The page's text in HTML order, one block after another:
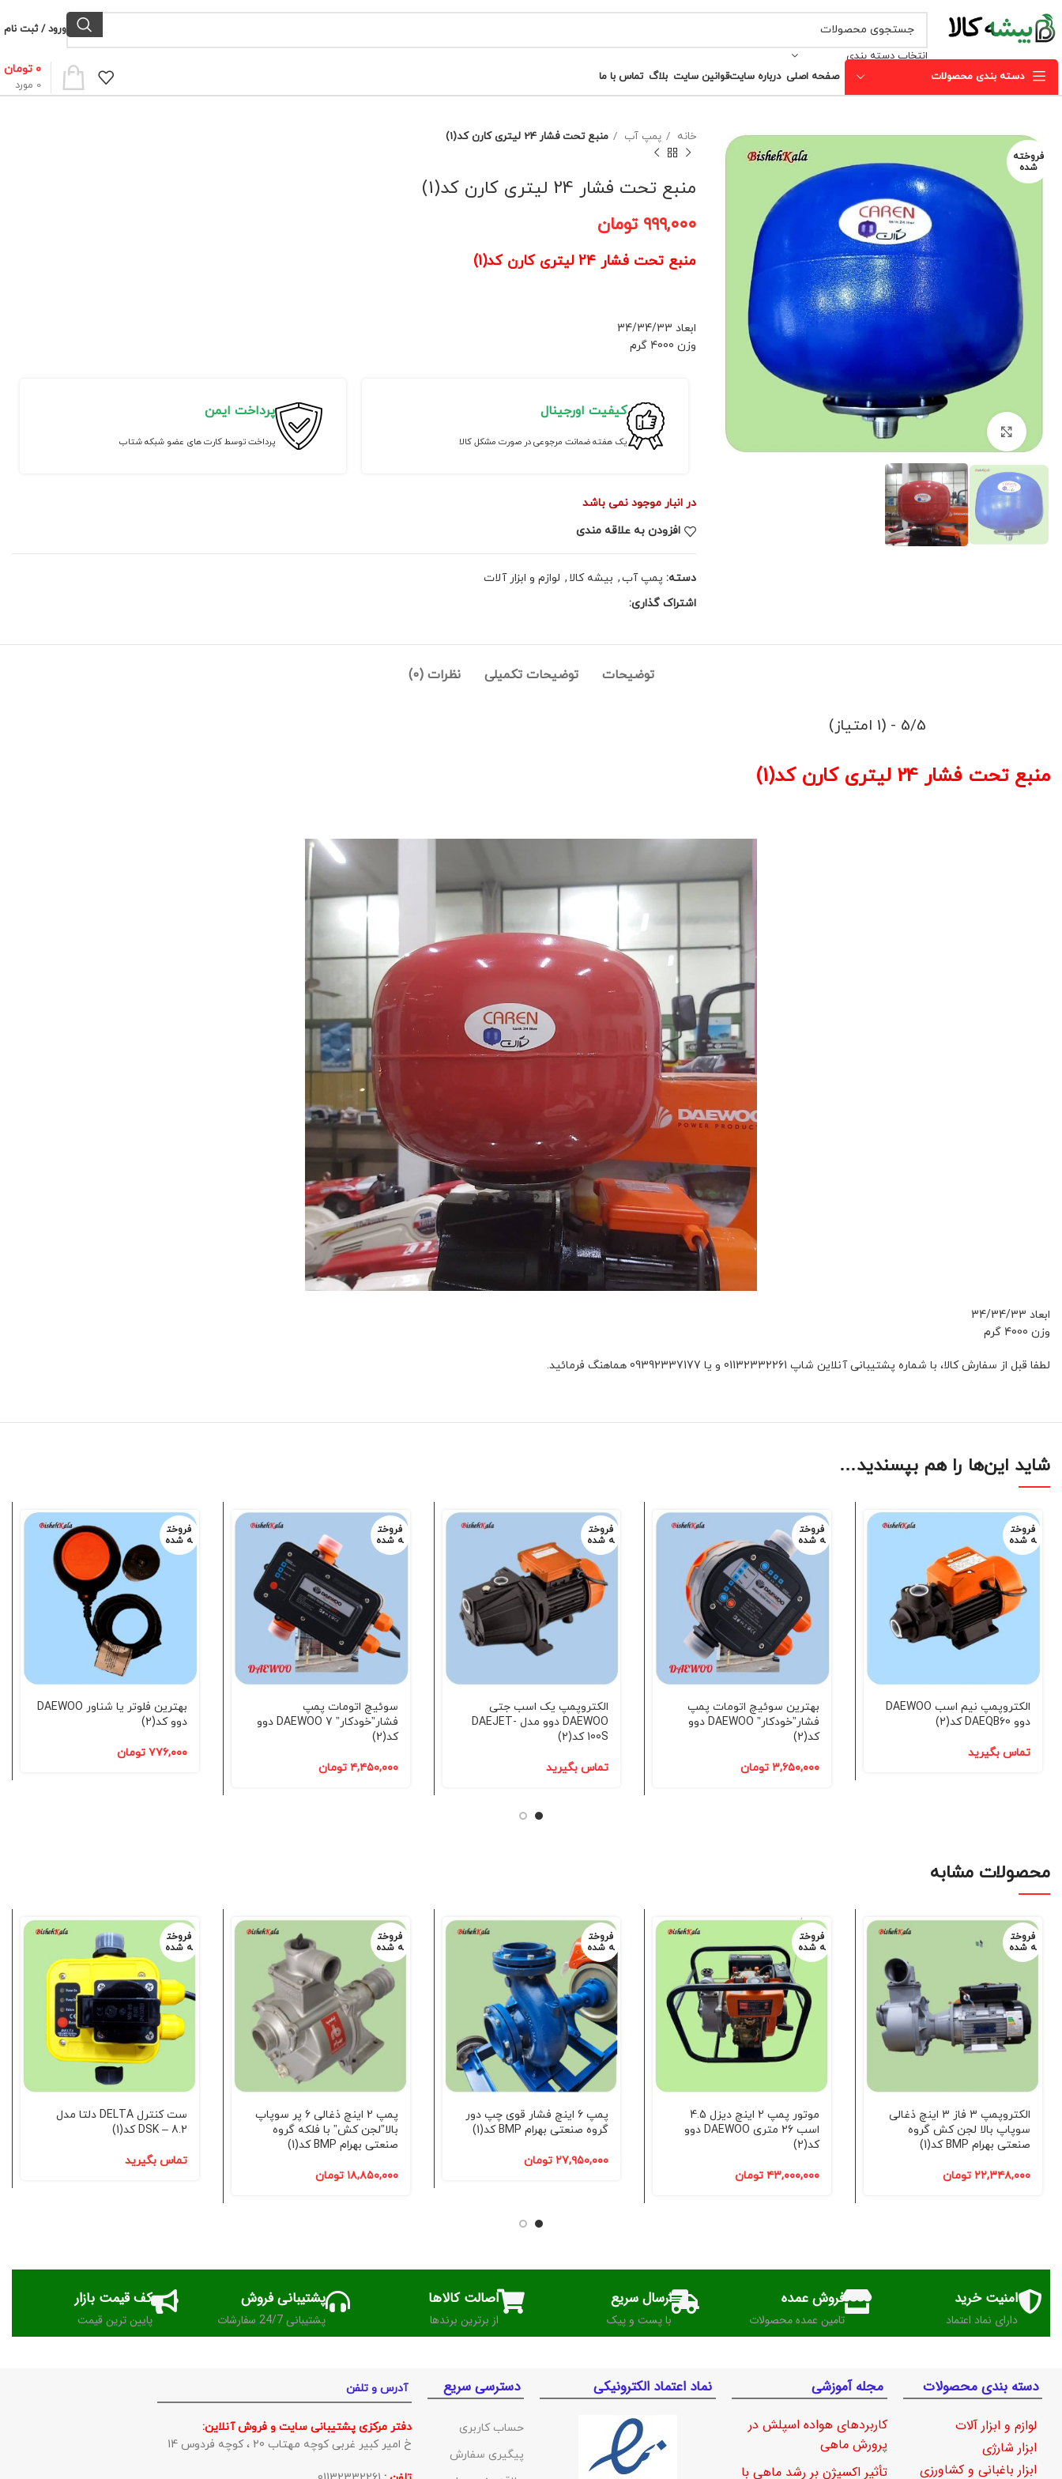
انتخاب دسته بندی
ورود / ثبت نام
دسته بندی محصولات صفحه اصلی درباره سایتقوانین سایت بلاگ تماس با ما
0 مورد
۰ تومان
فروخته
شده
برای بزرگنمایی کلیک کنید
خانه پمپ آب منبع تحت فشار 24 لیتری کارن کد(1)
منبع تحت فشار 24 لیتری کارن کد(1)
۹۹۹,۰۰۰ تومان
منبع تحت فشار 24 لیتری کارن کد(1)
ابعاد 34/34/33
وزن 4000 گرم
کیفیت اورجینال
یک هفته ضمانت مرجوعی در صورت مشکل کالا
پرداخت ایمن
پرداخت توسط کارت های عضو شبکه شتاب
در انبار موجود نمی باشد
افزودن به علاقه مندی
دسته: پمپ آب, بیشه کالا , لوازم و ابزار آلات
اشتراک گذاری:
توضیحات توضیحات تکمیلی نظرات (0)
5/5 - (1 امتیاز)
منبع تحت فشار 24 لیتری کارن کد(1)
ابعاد 34/34/33
وزن 4000 گرم
لطفا قبل از سفارش کالا، با شماره پشتیبانی آنلاین شاپ 01132332261 و یا 09392337177 هماهنگ فرمائید.
شاید این‌ها را هم بپسندید…
فروخت
ه شده
الکتروپمپ نیم اسب DAEWOO
دوو DAEQB60 کد(2)
تماس بگیرید
فروخت
ه شده
بهترین سوئیچ اتومات پمپ
فشار”خودکار” DAEWOO دوو
کد(2)
۳,۶۵۰,۰۰۰ تومان
فروخت
ه شده
الکتروپمپ یک اسب جتی
DAEWOO دوو مدل DAEJET-
100S کد(2)
تماس بگیرید
فروخت
ه شده
سوئیچ اتومات پمپ
فشار”خودکار” 7 DAEWOO دوو
کد(2)
۴,۴۵۰,۰۰۰ تومان
فروخت
ه شده
بهترین فلوتر یا شناور DAEWOO
دوو کد(2)
۷۷۶,۰۰۰ تومان
محصولات مشابه
فروخت
ه شده
الکتروپمپ 3 فاز 3 اینچ ذغالی
سوپاپ بالا لجن کش گروه
صنعتی بهرام BMP کد(1)
۲۲,۳۴۸,۰۰۰ تومان
فروخت
ه شده
موتور پمپ 2 اینچ دیزل 4.5
اسب 26 متری DAEWOO دوو
کد(2)
۴۳,۰۰۰,۰۰۰ تومان
فروخت
ه شده
پمپ 6 اینچ فشار قوی چپ دور
گروه صنعتی بهرام BMP کد(1)
۲۷,۹۵۰,۰۰۰ تومان
فروخت
ه شده
پمپ 2 اینچ ذغالی 6 پر سوپاپ
بالا”لجن کش” با فلکه گروه
صنعتی بهرام BMP کد(1)
۱۸,۸۵۰,۰۰۰ تومان
فروخت
ه شده
ست کنترل DELTA دلتا مدل
DSK – 8.2 کد(1)
تماس بگیرید
امنیت خرید
دارای نماد اعتماد
فروش عمده
تامین عمده محصولات
ارسال سریع
با پست و پیک
اصالت کالاها
از برترین برندها
پشتیبانی فروش
پشتیبانی 24/7 سفارشات
کف قیمت بازار
پایین ترین قیمت
دسته بندی محصولات
لوازم و ابزار آلات
ابزار شارژی
ابزار باغبانی و کشاورزی
مجله آموزشی
کاربردهای هواده اسپلش در
پرورش ماهی
تأثیر اکسیژن بر رشد ماهی با
نماد اعتماد الکترونیکی دسترسی سریع
حساب کاربری
پیگیری سفارش
آدرس و تلفن
دفتر مرکزی پشتیبانی سایت و فروش آنلاین:
خ امیر کبیر غربی کوچه مهتاب 20 ، کوچه فردوس 14